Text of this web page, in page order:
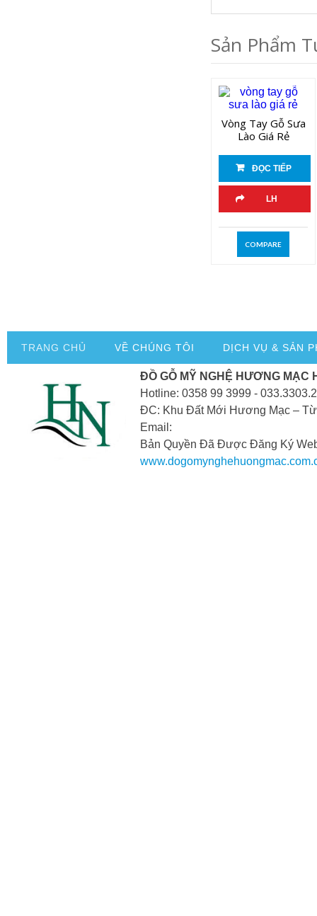
Sản Phẩm
Vòng Tay Gỗ Sưa
Lào Giá Rẻ
ĐỌC TIẾP
LH
COMPARE
TRANG CHỦ VỀ CHÚNG TÔI DỊCH VỤ & SẢN
ĐỒ GỖ MỸ NGHỆ HƯƠNG MẠC
Hotline: 0358 99 3999 -
ĐC: Khu Đất Mới Hương Mạc –
Email:
Bản Quyền Đã Được Đăng Ký